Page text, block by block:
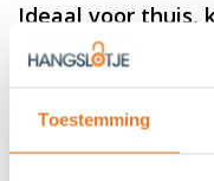
Toestemming
Ideaal voor thuis,
Perfect voor het veilig
paspoorten en
eigendommen goed
Openen met